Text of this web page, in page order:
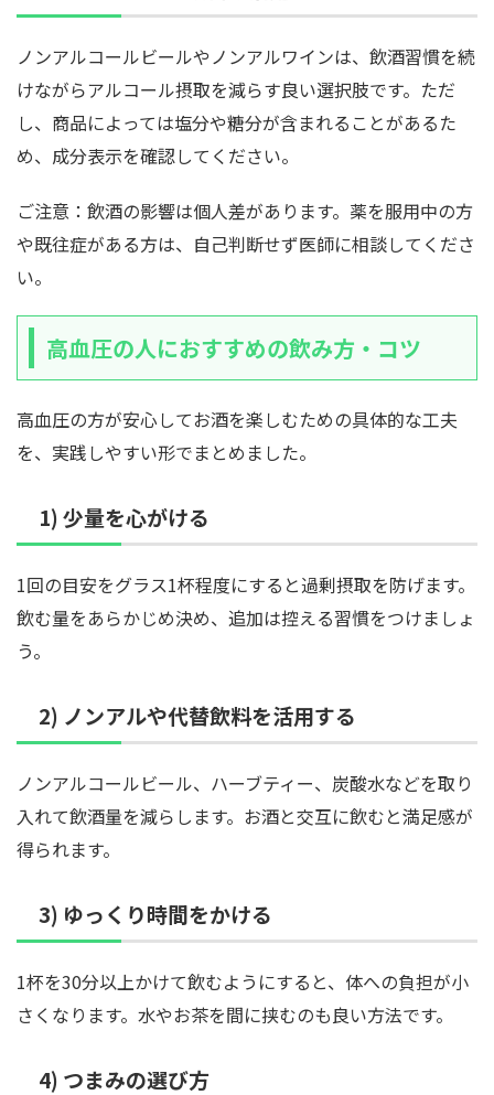
ノンアルコールビールやノンアルワインは、飲酒習慣を続
けながらアルコール摂取を減らす良い選択肢です。ただ
し、商品によっては塩分や糖分が含まれることがあるた
め、成分表示を確認してください。
ご注意：飲酒の影響は個人差があります。薬を服用中の方
や既往症がある方は、自己判断せず医師に相談してくださ
い。
高血圧の人におすすめの飲み方・コツ
高血圧の方が安心してお酒を楽しむための具体的な工夫
を、実践しやすい形でまとめました。
1) 少量を心がける
1回の目安をグラス1杯程度にすると過剰摂取を防げます。
飲む量をあらかじめ決め、追加は控える習慣をつけましょ
う。
2) ノンアルや代替飲料を活用する
ノンアルコールビール、ハーブティー、炭酸水などを取り
入れて飲酒量を減らします。お酒と交互に飲むと満足感が
得られます。
3) ゆっくり時間をかける
1杯を30分以上かけて飲むようにすると、体への負担が小
さくなります。水やお茶を間に挟むのも良い方法です。
4) つまみの選び方